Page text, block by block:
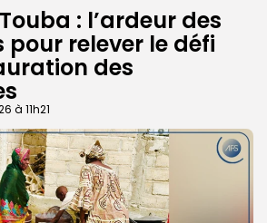
: l’ardeur des
pour relever le défi
des
à 11h21